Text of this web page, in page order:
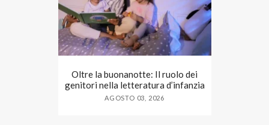
Oltre la buonanotte: Il ruolo dei
genitori nella letteratura d’infanzia
AGOSTO 03, 2026